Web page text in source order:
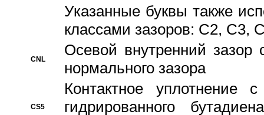
Указанные буквы также
классами зазоров: С2,
CNL
Осевой внутренний зазор
нормального зазора
CS5
Контактное уплотнение
гидрированного